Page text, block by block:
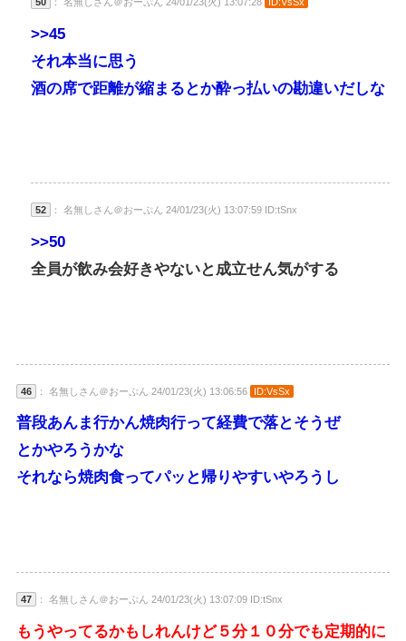
>>45
それ本当に思う
酒の席で距離が縮まるとか酔っ払いの勘違いだしな
52 ： 名無しさん＠おーぷん 24/01/23(火) 13:07:59 ID:tSnx
>>50
全員が飲み会好きやないと成立せん気がする
46 ： 名無しさん＠おーぷん 24/01/23(火) 13:06:56 ID:VsSx
普段あんま行かん焼肉行って経費で落とそうぜ
とかやろうかな
それなら焼肉食ってパッと帰りやすいやろうし
47 ： 名無しさん＠おーぷん 24/01/23(火) 13:07:09 ID:tSnx
もうやってるかもしれんけど５分１０分でも定期的に